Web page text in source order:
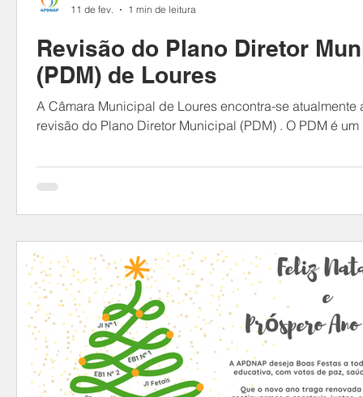
Revisão do Plano Diretor
(PDM) de Loures
A Câmara Municipal de Loures encontra-se atualmente
revisão do Plano Diretor Municipal (PDM) . O PDM é um instrumento de
determinando o uso do solo, permitindo por exemplo,
planeamento urbano com as necessidades
para construçã
11 de fev.
1 min de leitura